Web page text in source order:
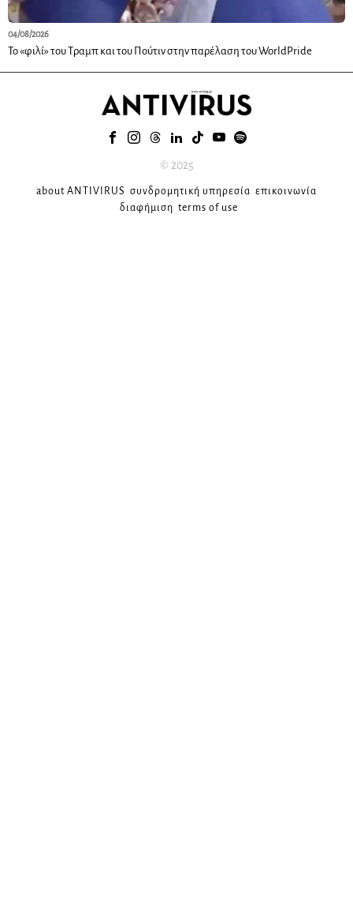
04/08/2026
Το «φιλί» του Τραμπ και του Πούτιν στην παρέλαση του WorldPride
© 2025
about ANTIVIRUS συνδρομητική υπηρεσία επικοινωνία
διαφήμιση terms of use